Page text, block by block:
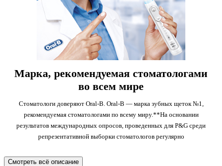
Марка, рекомендуемая стоматологами
во всем мире
Стоматологи доверяют Oral-B. Oral-B — марка зубных щеток №1,
рекомендуемая стоматологами по всему миру.**На основании
результатов международных опросов, проведенных для P&G среди
репрезентативной выборки стоматологов регулярно
Смотреть всё описание